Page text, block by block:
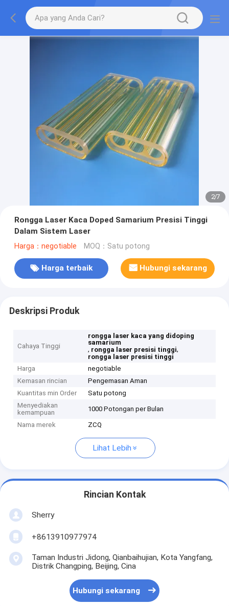
2/7
Rongga Laser Kaca Doped Samarium Presisi Tinggi
Dalam Sistem Laser
Harga：negotiable MOQ：Satu potong
Harga terbaik Hubungi sekarang
Deskripsi Produk
Cahaya Tinggi
rongga laser kaca yang didoping
samarium
, rongga laser presisi tinggi,
rongga laser presisi tinggi
Harga
negotiable
Kemasan rincian
Pengemasan Aman
Kuantitas min Order
Satu potong
Menyediakan
kemampuan
1000 Potongan per Bulan
Nama merek ZCQ
Lihat Lebih
Rincian Kontak
Sherry
+8613910977974
Taman Industri Jidong, Qianbaihujian, Kota Yangfang,
Distrik Changping, Beijing, Cina
Hubungi sekarang